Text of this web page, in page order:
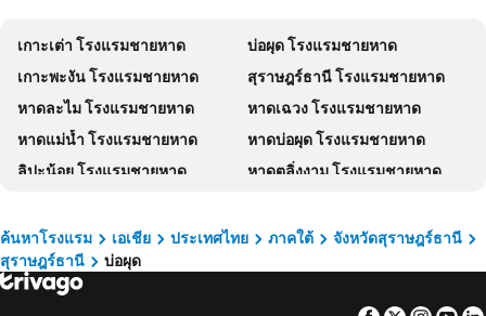
The Privilege Hotel Ezra Beach Club
ฟลอริสท์ รีสอร์ท
Vannee Golden Sands Beachfront Resort
LOVE beach club Koh Samui
Combo Beach Hotel Samui
The Canale Samui Resort
Marine Chaweng Beach Resort
Samui Verticolor
Centara Reserve Samui
Orchid Residence Samui
อนันตรา ลาวาน่า รีสอร์ท แอนด์ สปา
เซ็นทารา วิลล่า สมุย
ซันเซ็ทบีชคลับ
Cheeky Monkey's Samui
เกาะเต่า โรงแรมชายหาด
บ่อผุด โรงแรมชายหาด
เกาะพะงัน โรงแรมชายหาด
สุราษฎร์ธานี โรงแรมชายหาด
หาดละไม โรงแรมชายหาด
หาดเฉวง โรงแรมชายหาด
หาดแม่น้ำ โรงแรมชายหาด
หาดบ่อผุด โรงแรมชายหาด
ลิปะน้อย โรงแรมชายหาด
หาดตลิ่งงาม โรงแรมชายหาด
ท้องศาลา โรงแรมชายหาด
อ่าวบางปอ โรงแรมชายหาด
บ้านใต้ โรงแรมชายหาด
อ่าวชลคราม โรงแรมชายหาด
ค้นหาโรงแรม เอเชีย ประเทศไทย ภาคใต้
จังหวัดสุราษฎร์ธานี
สุราษฎร์ธานี
บ่อผุด